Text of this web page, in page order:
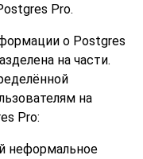
Pro.
о Postgres
на части.
на
Pro:
неформальное